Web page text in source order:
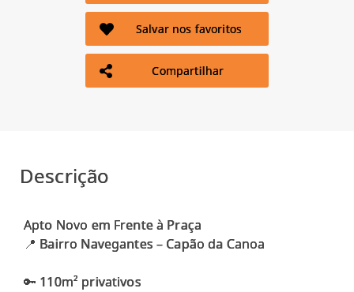
Salvar nos favoritos
Compartilhar
Descrição
Apto Novo em Frente à Praça
📍 Bairro Navegantes – Capão da Canoa
🔑 110m² privativos